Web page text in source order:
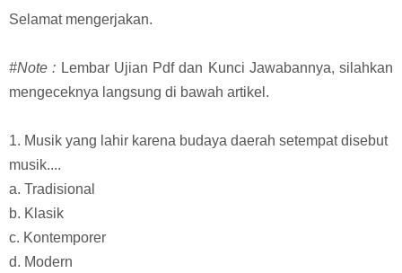
Selamat mengerjakan.
#Note : Lembar Ujian Pdf dan Kunci Jawabannya, silahkan
mengeceknya langsung di bawah artikel.
1. Musik yang lahir karena budaya daerah setempat disebut
musik....
a. Tradisional
b. Klasik
c. Kontemporer
d. Modern